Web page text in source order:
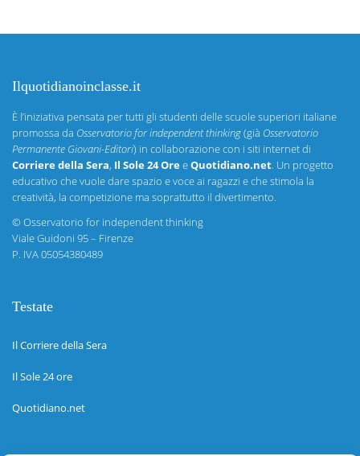
Ilquotidianoinclasse.it
È l’iniziativa pensata per tutti gli studenti delle scuole superiori italiane
promossa da Osservatorio for independent thinking(già Osservatorio
Permanente Giovani-Editori) in collaborazione con i siti internet di
Corriere della Sera, Il Sole 24 OreeQuotidiano.net. Un progetto
educativo che vuole dare spazio e voce ai ragazzi e che stimola la
creatività, la competizione ma soprattutto il divertimento.
©Osservatorio for independent thinking
Viale Guidoni 95 – Firenze
P. IVA 05054380489
Testate
Il Corriere della Sera
Il Sole 24 ore
Quotidiano.net